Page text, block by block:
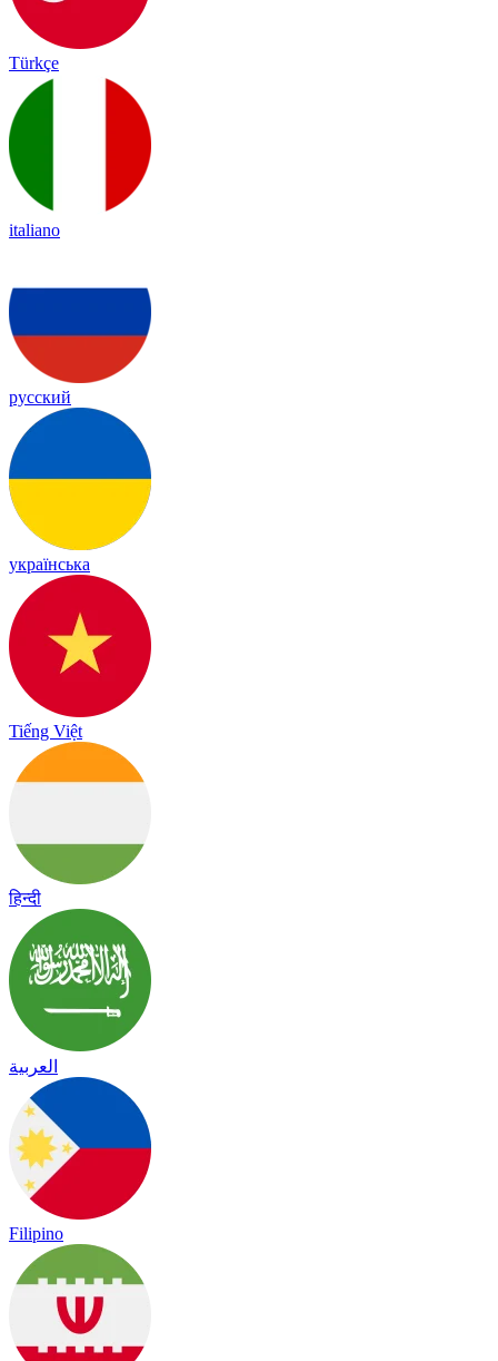
Türkçe
italiano
русский
українська
Tiếng Việt
हिन्दी
العربية
Filipino